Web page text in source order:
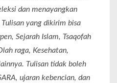
dan menayangkan
yang dikirim bisa
Sejarah Islam, Tsaqofah
raga, Kesehatan,
Tulisan tidak boleh
ujaran kebencian, dan